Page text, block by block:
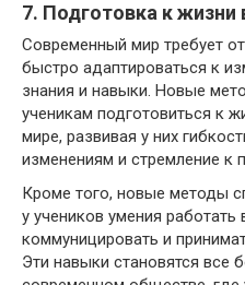
7. Подготовка к
Современный мир требует
быстро адаптироваться к
знания и навыки. Новые
ученикам подготовиться к
мире, развивая у них
изменениям и стремление к
Кроме того, новые методы
у учеников умения
коммуницировать и
Эти навыки становятся все